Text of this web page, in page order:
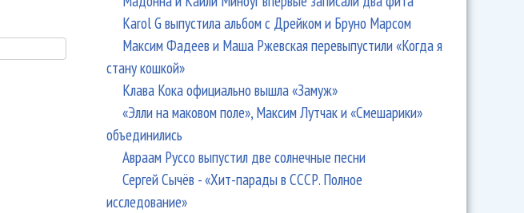
Karol G выпустила альбом с Дрейком и Бруно Марсом
Максим Фадеев и Маша Ржевская перевыпустили «Когда я
стану кошкой»
Клава Кока официально вышла «Замуж»
«Элли на маковом поле», Максим Лутчак и «Смешарики»
объединились
Авраам Руссо выпустил две солнечные песни
Сергей Сычёв - «Хит-парады в СССР. Полное
исследование»